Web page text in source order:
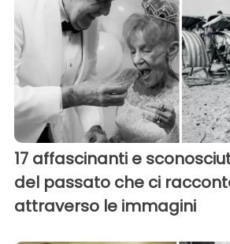
17 affascinanti e
del passato che ci
attraverso le immagini